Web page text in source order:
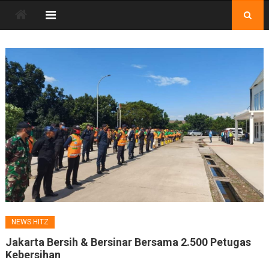
NEWS HITZ
Jakarta Bersih & Bersinar Bersama 2.500 Petugas
Kebersihan